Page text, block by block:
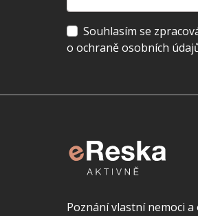
Souhlasím se
o ochraně osobních
Poznání vlastní nemoci a